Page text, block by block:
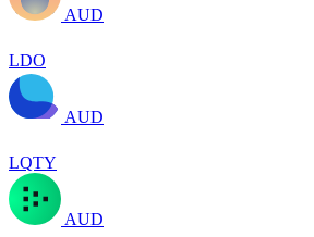
AUD
LDO
AUD
LQTY
AUD